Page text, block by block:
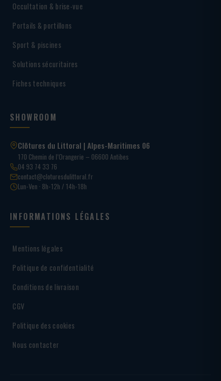
Occultation & brise-vue
Portails & portillons
Sport & piscines
Solutions sécuritaires
Fiches techniques
SHOWROOM
Clôtures du Littoral | Alpes-Maritimes 06
170 Chemin de l’Orangerie – 06600 Antibes
04 93 74 33 76
contact@cloturesdulittoral.fr
Lun-Ven · 8h-12h / 14h-18h
INFORMATIONS LÉGALES
Mentions légales
Politique de confidentialité
Conditions de livraison
CGV
Politique des cookies
Nous contacter